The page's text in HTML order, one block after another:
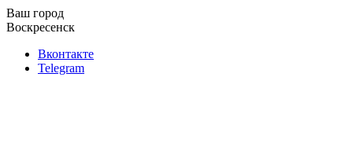
Ваш город
Воскресенск
Вконтакте
Telegram